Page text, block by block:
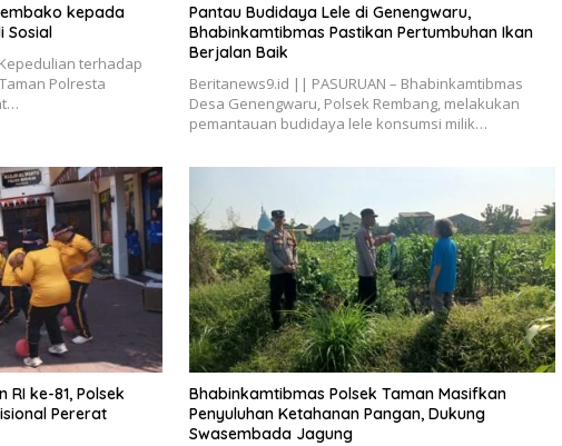
kepada
Sosial
terhadap
Polresta
Pantau Budidaya Lele di Genengwaru,
Bhabinkamtibmas Pastikan Pertumbuhan Ikan
Berjalan Baik
Beritanews9.id || PASURUAN – Bhabinkamtibmas
Desa Genengwaru, Polsek Rembang, melakukan
pemantauan budidaya lele konsumsi milik…
ke-81, Polsek
Pererat
Bhabinkamtibmas Polsek Taman Masifkan
Penyuluhan Ketahanan Pangan, Dukung
Swasembada Jagung